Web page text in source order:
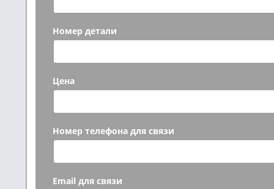
Номер детали
Цена
Номер телефона для связи
Email для связи